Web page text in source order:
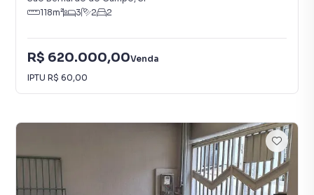
118m² 3 2 2
R$ 620.000,00Venda
IPTU R$ 60,00